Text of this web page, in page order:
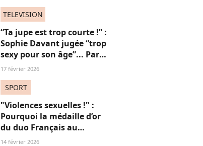
TELEVISION
“Ta jupe est trop courte !” :
Sophie Davant jugée “trop
sexy pour son âge”... Par
des femmes (adieu la
17 février 2026
SPORT
"Violences sexuelles !" :
Pourquoi la médaille d’or
du duo Français au
patinage aux JO fait
14 février 2026